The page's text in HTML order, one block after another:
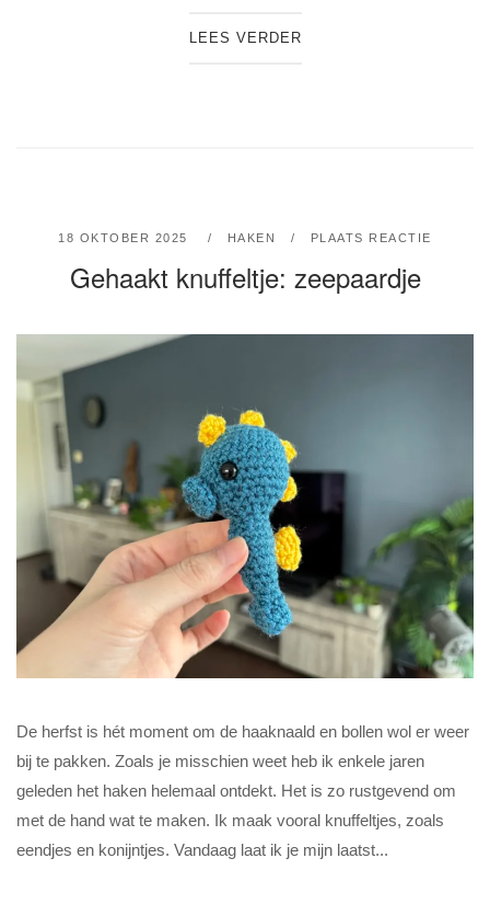
LEES VERDER
18 OKTOBER 2025 HAKEN PLAATS REACTIE
Gehaakt knuffeltje: zeepaardje
De herfst is hét moment om de haaknaald en bollen wol er weer
bij te pakken. Zoals je misschien weet heb ik enkele jaren
geleden het haken helemaal ontdekt. Het is zo rustgevend om
met de hand wat te maken. Ik maak vooral knuffeltjes, zoals
eendjes en konijntjes. Vandaag laat ik je mijn laatst...